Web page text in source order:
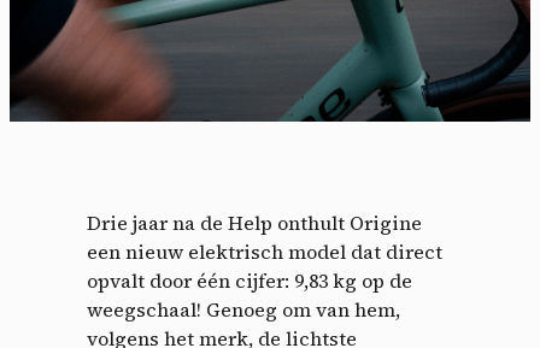
Drie jaar na de Help onthult Origine
een nieuw elektrisch model dat direct
opvalt door één cijfer: 9,83 kg op de
weegschaal! Genoeg om van hem,
volgens het merk, de lichtste